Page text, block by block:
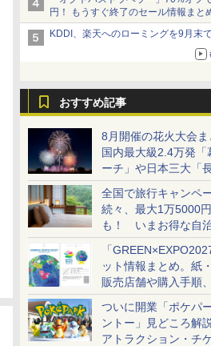
円！ もうすぐ終了のセール情報まと
更新】
ニンテンドーeショップでは「大神 絶
KDDI、楽天へのローミングを9月末
おすすめ記事
8月開催の花火大会ま
国内最大級2.4万発「
ーチ」や日本三大「
ど大型イベント目白
全国で旅行キャンペ
続々、最大1万5000
も！ いまお得な自治
め
「
ット情報まとめ。紙
販売店舗や購入手順
ケットも解説
ついに開業「ポケパ
ントー」見どころ解
アトラクション・チ